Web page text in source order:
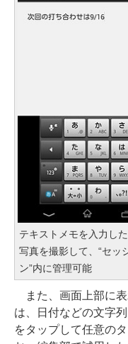
テキストメモを入力した
写真を撮影して、“セッ
ン”内に管理可能
また、画面上部に表
は、日付などの文字
をタップして任意の